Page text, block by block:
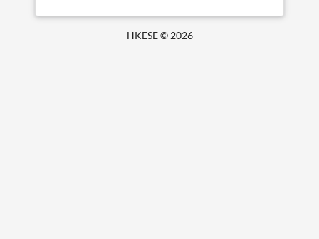
HKESE © 2026